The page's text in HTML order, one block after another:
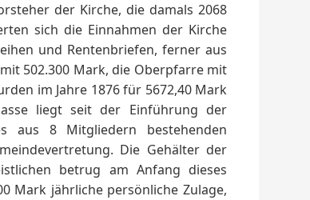
der Kirche, die damals 2068
sich die Einnahmen der Kirche
und Rentenbriefen, ferner aus
502.300 Mark, die Oberpfarre mit
im Jahre 1876 für 5672,40 Mark
liegt seit der Einführung der
aus 8 Mitgliedern bestehenden
Die Gehälter der
betrug am Anfang dieses
Mark jährliche persönliche Zulage,